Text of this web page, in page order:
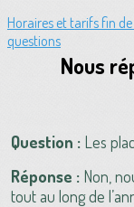
Horaires et tarifs fin
questions
Nous
Question : Les
Réponse : Non,
tout au long de